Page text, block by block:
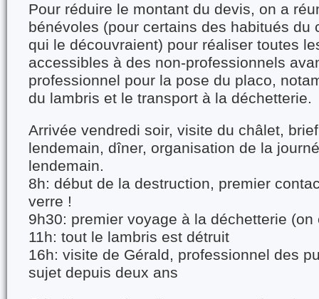
Pour réduire le montant du devis, on a
bénévoles (pour certains des habitués du
qui le découvraient) pour réaliser toutes
accessibles à des non-professionnels
professionnel pour la pose du placo,
du lambris et le transport à la déchetterie.
Arrivée vendredi soir, visite du châlet,
lendemain, dîner, organisation de la
lendemain.
8h: début de la destruction, premier
verre !
9h30: premier voyage à la déchetterie
11h: tout le lambris est détruit
16h: visite de Gérald, professionnel des
sujet depuis deux ans